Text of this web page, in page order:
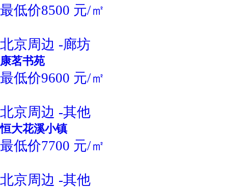
最低价8500 元/㎡
北京周边 -廊坊
康茗书苑
最低价9600 元/㎡
北京周边 -其他
恒大花溪小镇
最低价7700 元/㎡
北京周边 -其他